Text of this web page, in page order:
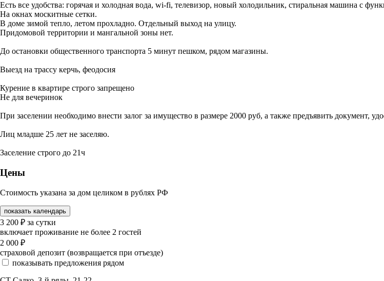
Есть все удобства: горячая и холодная вода, wi-fi, телевизор, новый холодильник, стиральная машина с
На окнах москитные сетки.
В доме зимой тепло, летом прохладно. Отдельный выход на улицу.
Придомовой территории и мангальной зоны нет.
До остановки общественного транспорта 5 минут пешком, рядом магазины.
Выезд на трассу керчь, феодосия
Курение в квартире строго запрещено
Не для вечеринок
При заселении необходимо внести залог за имущество в размере 2000 руб, а также предъявить документ,
Лиц младше 25 лет не заселяю.
Заселение строго до 21ч
Цены
Стоимость указана за дом целиком в рублях РФ
показать календарь
3 200 ₽ за сутки
включает проживание не более 2 гостей
2 000 ₽
страховой депозит (возвращается при отъезде)
показывать предложения рядом